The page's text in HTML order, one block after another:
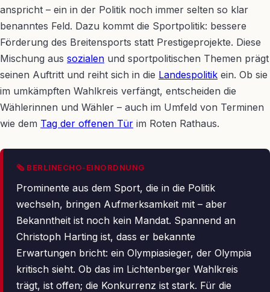
anspricht – ein in der Politik noch immer selten so klar
benanntes Feld. Dazu kommt die Sportpolitik: bessere
Förderung des Breitensports statt Prestigeprojekte. Diese
Mischung aus sozialen und sportpolitischen Themen prägt
seinen Auftritt und reiht sich in die Landespolitik ein. Ob sie
im umkämpften Wahlkreis verfängt, entscheiden die
Wählerinnen und Wähler – auch im Umfeld von Terminen
wie dem Tag der offenen Tür im Roten Rathaus.
🗞 BERLINECHO-EINORDNUNG
Prominente aus dem Sport, die in die Politik
wechseln, bringen Aufmerksamkeit mit – aber
Bekanntheit ist noch kein Mandat. Spannend an
Christoph Harting ist, dass er bekannte
Erwartungen bricht: ein Olympiasieger, der Olympia
kritisch sieht. Ob das im Lichtenberger Wahlkreis
trägt, ist offen; die Konkurrenz ist stark. Für die